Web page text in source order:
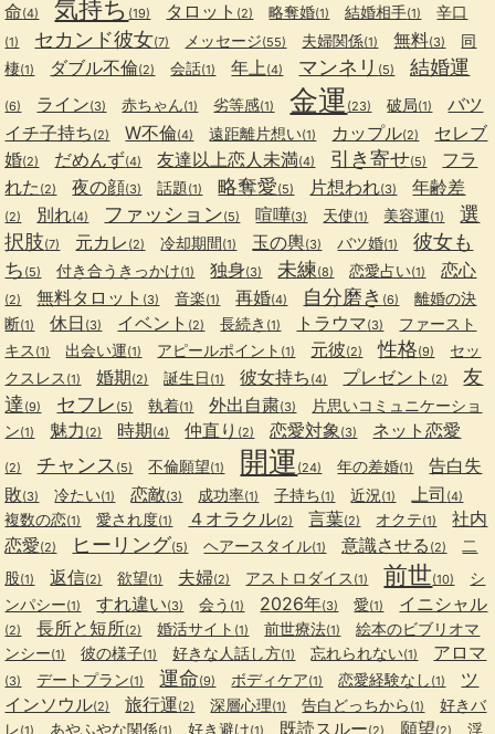
命(4) 気持ち (19) タロット (2) 略奪婚(1) 結婚相手(1) 辛口
(1) セカンド彼女(7) メッセージ(55) 夫婦関係(1) 無料(3)
同
棲(1) ダブル不倫(2) 会話(1) 年上 (4) マンネリ (5) 結婚運
(6) ライン(3) 赤ちゃん(1) 劣等感(1) 金運 (23) 破局(1)
バツ
イチ子持ち (2) W不倫(4) 遠距離片想い(1) カップル(2)
セレブ
婚(2) だめんず(4) 友達以上恋人未満(4) 引き寄せ(5)
フラ
れた (2) 夜の顔(3) 話題(1) 略奪愛(5) 片想われ(3) 年齢差
(2) 別れ(4) ファッション(5) 喧嘩(3) 天使(1) 美容運(1)
選
択肢(7) 元カレ (2) 冷却期間(1) 玉の輿(3) バツ婚(1)
彼女も
ち (5) 付き合うきっかけ(1) 独身(3) 未練(8) 恋愛占い(1) 恋心
(2) 無料タロット (3) 音楽(1) 再婚(4) 自分磨き (6)
離婚の決
断(1) 休日 (3) イベント (2) 長続き (1) トラウマ(3)
ファースト
キス (1) 出会い運(1) アピールポイント (1) 元彼(2) 性格(9)
セッ
クスレス (1) 婚期(2) 誕生日 (1) 彼女持ち (4) プレゼント (2)
友
達 (9) セフレ (5) 執着(1) 外出自粛(3)
片思いコミュニケーショ
ン(1) 魅力 (2) 時期(4) 仲直り (2) 恋愛対象 (3) ネット恋愛
(2) チャンス (5) 不倫願望(1) 開運 (24) 年の差婚(1)
告白失
敗(3) 冷たい(1) 恋敵(3) 成功率(1) 子持ち(1) 近況 (1) 上司 (4)
複数の恋(1) 愛され度(1) ４オラクル(2) 言葉(2) オクテ(1)
社内
恋愛(2) ヒーリング(5) ヘアースタイル(1) 意識させる (2)
二
股(1) 返信(2) 欲望(1) 夫婦(2) アストロダイス (1) 前世(10)
シ
ンパシー(1) すれ違い(3) 会う (1) 2026年(3) 愛(1) イニシャル
(2) 長所と短所(2) 婚活サイト (1) 前世療法(1)
絵本のビブリオマ
ンシー(1) 彼の様子(1) 好きな人話し方(1) 忘れられない(1) アロマ
(3) デートプラン(1) 運命(9) ボディケア(1) 恋愛経験なし (1)
ツ
インソウル(2) 旅行運(2) 深層心理(1) 告白どっちから (1)
好きバ
レ(1) あやふやな関係(1) 好き避け(1) 既読スルー(2) 願望(2)
浮